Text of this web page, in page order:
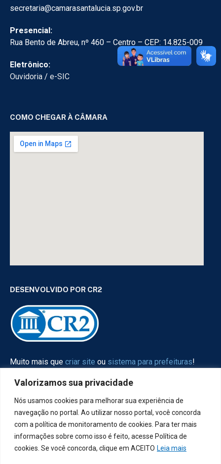
Valorizamos sua privacidade
Nós usamos cookies para melhorar sua experiência de
navegação no portal. Ao utilizar nosso portal, você concorda
com a política de monitoramento de cookies. Para ter mais
informações sobre como isso é feito, acesse Política de
cookies. Se você concorda, clique em ACEITO Leia mais
secretaria@camarasantalucia.sp.gov.br
Presencial:
Rua Bento de Abreu, nº 460 – Centro – CEP: 14.825-009
Eletrônico:
Ouvidoria / e-SIC
COMO CHEGAR À CÂMARA
DESENVOLVIDO POR CR2
Muito mais que criar site ou sistema para prefeituras!
em contrato que todas as exigências das
transparência públicaserão atendidas.
Conheça oPNTP e oRadar da Transparência Pública